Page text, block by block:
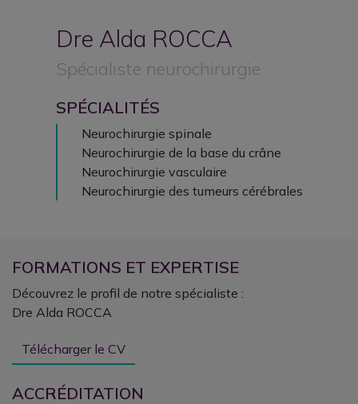
Dre Alda ROCCA
Spécialiste neurochirurgie
SPÉCIALITÉS
Neurochirurgie spinale
Neurochirurgie de la base du crâne
Neurochirurgie vasculaire
Neurochirurgie des tumeurs cérébrales
FORMATIONS ET EXPERTISE
Découvrez le profil de notre spécialiste :
Dre Alda ROCCA
Télécharger le CV
ACCRÉDITATION